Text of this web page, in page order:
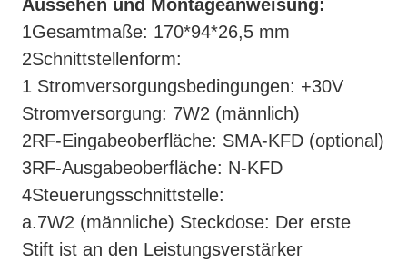
Aussehen und Montageanweisung:
1Gesamtmaße: 170*94*26,5 mm
2Schnittstellenform:
1 Stromversorgungsbedingungen: +30V
Stromversorgung: 7W2 (männlich)
2RF-Eingabeoberfläche: SMA-KFD (optional)
3RF-Ausgabeoberfläche: N-KFD
4Steuerungsschnittstelle:
a.7W2 (männliche) Steckdose: Der erste
Stift ist an den Leistungsverstärker